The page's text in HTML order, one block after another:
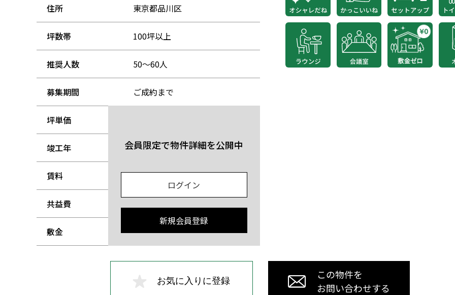
住所 東京都品川区
坪数帯 100坪以上
推奨人数 50～60人
募集期間 ご成約まで
坪単価
竣工年 -
賃料 -
共益費
敷金 -
会員限定で物件詳細を公開中
ログイン
新規会員登録
お気に入りに登録
この物件を
お問い合わせする